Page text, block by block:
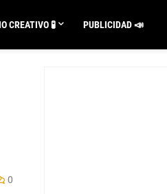
CREATIVO 🧪 PUBLICIDAD 📣
0